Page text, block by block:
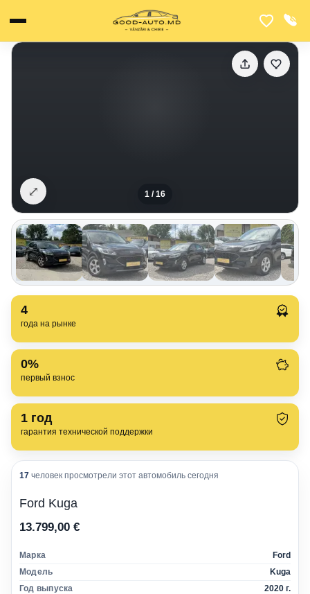
1 /16
⤢
4
года на рынке
0%
первый взнос
1 год
гарантия технической поддержки
17 человек просмотрели этот автомобиль сегодня
Ford Kuga
13.799,00 €
Марка
Ford
Модель
Kuga
Год выпуска
2020 г.